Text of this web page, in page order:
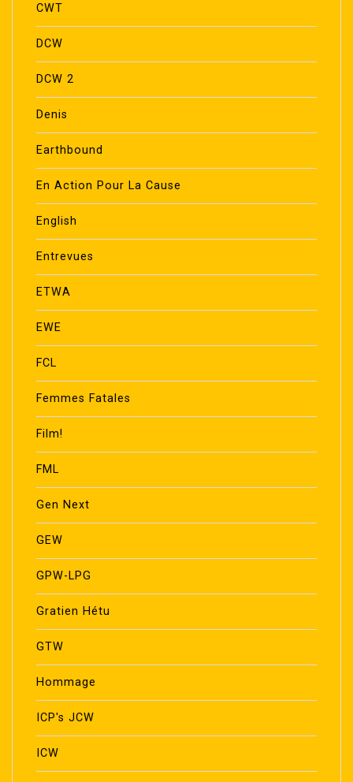
CWT
DCW
DCW 2
Denis
Earthbound
En Action Pour La Cause
English
Entrevues
ETWA
EWE
FCL
Femmes Fatales
Film!
FML
Gen Next
GEW
GPW-LPG
Gratien Hétu
GTW
Hommage
ICP's JCW
ICW